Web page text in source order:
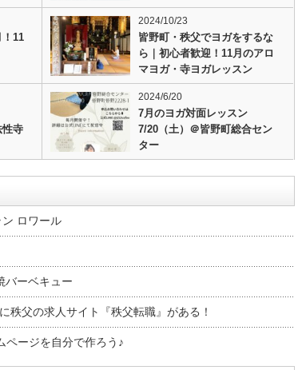
11
2024/10/23
皆野町・秩父でヨガをするな
ら｜初心者歓迎！11月のアロ
マヨガ・寺ヨガレッスン
性寺
2024/6/20
7月のヨガ対面レッスン
7/20（土）＠皆野町総合セン
ター
ロワール
バーベキュー
秩父の求人サイト『秩父転職』がある！
ページを自分で作ろう♪